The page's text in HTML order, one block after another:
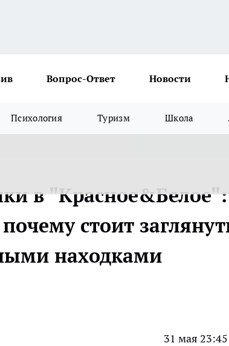
Вопрос-Ответ Новости
Психология Туризм Школа
в "Красное&Белое":
стоит
находками
31 мая 23:45